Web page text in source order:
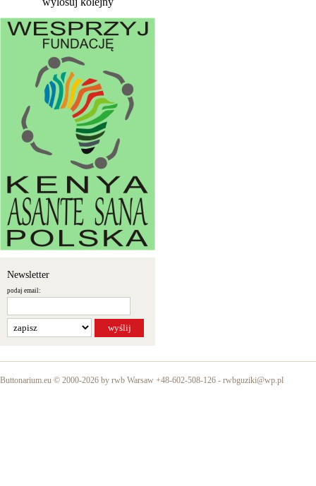
Newsletter
podaj email:
Buttonarium.eu © 2000-2026 by rwb Warsaw +48-602-508-126 - rwbguziki@wp.pl